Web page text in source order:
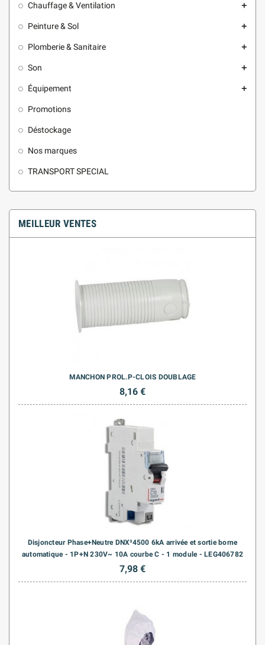
Chauffage & Ventilation add
Peinture & Sol add
Plomberie & Sanitaire add
Son add
Équipement add
Promotions
Déstockage
Nos marques
TRANSPORT SPECIAL
MEILLEUR VENTES
MANCHON PROL.P-CLOIS DOUBLAGE
8,16 €
Disjoncteur Phase+Neutre DNX³4500 6kA arrivée et sortie borne
automatique - 1P+N 230V~ 10A courbe C - 1 module - LEG406782
7,98 €